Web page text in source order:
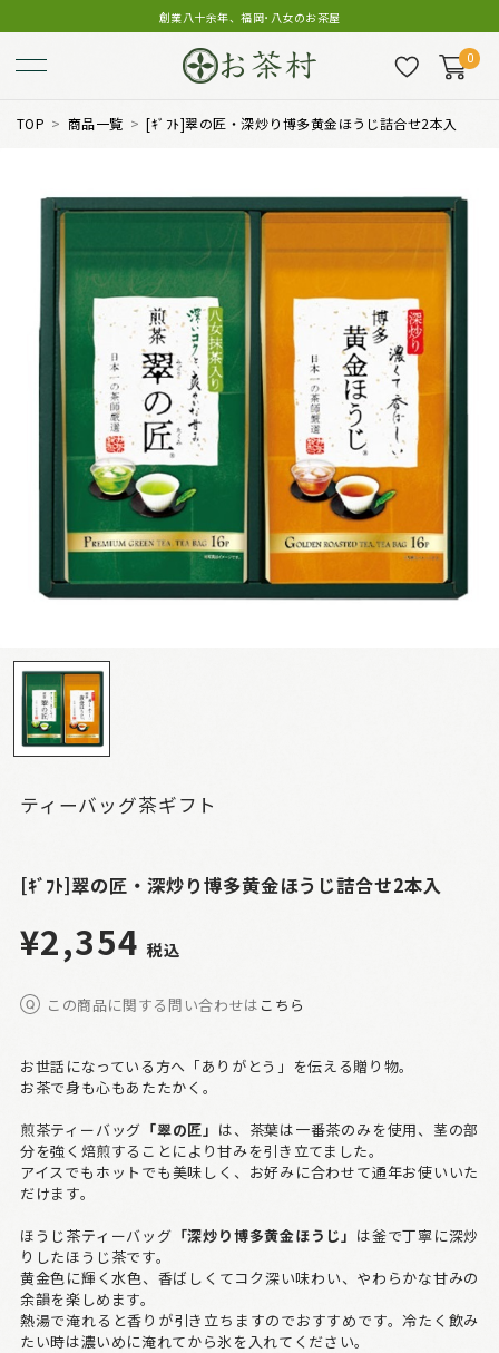
創業八十余年、福岡･八女のお茶屋
0
TOP 商品一覧 [ｷﾞﾌﾄ]翠の匠・深炒り博多黄金ほうじ詰合せ2本入
ティーバッグ茶ギフト
[ｷﾞﾌﾄ]翠の匠・深炒り博多黄金ほうじ詰合せ2本入
¥2,354 税込
この商品に関する問い合わせは こちら
お世話になっている方へ「ありがとう」を伝える贈り物。
お茶で身も心もあたたかく。
煎茶ティーバッグ 「翠の匠」 は、茶葉は一番茶のみを使用、茎の部
分を強く焙煎することにより甘みを引き立てました。
アイスでもホットでも美味しく、お好みに合わせて通年お使いいた
だけます。
ほうじ茶ティーバッグ 「深炒り博多黄金ほうじ」 は釜で丁寧に深炒
りしたほうじ茶です。
黄金色に輝く水色、香ばしくてコク深い味わい、やわらかな甘みの
余韻を楽しめます。
熱湯で淹れると香りが引き立ちますのでおすすめです。冷たく飲み
たい時は濃いめに淹れてから氷を入れてください。